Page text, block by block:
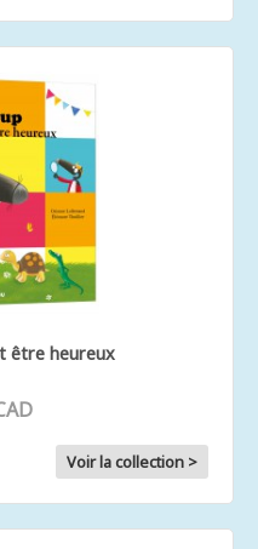
être heureux
Voir la collection >